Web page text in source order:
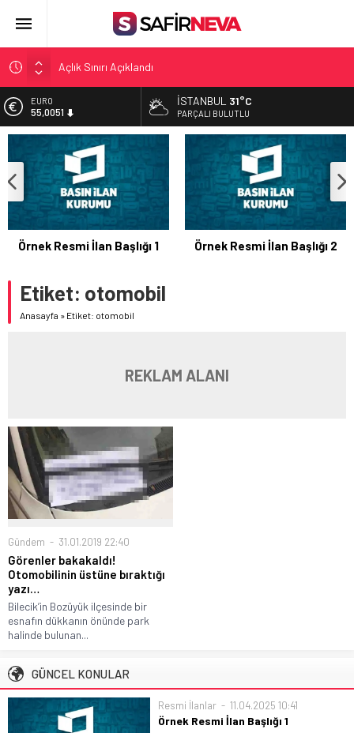
Açlık Sınırı Açıklandı
Öğretmenlere Kötü Haber
FETÖ’nün kritik ismi tutuklandı
Son dakika… İstanbul’da trafik felç
Yunanistan Başbakanı Çipras Türkiye’ye gelecek
EURO
55,0051
ALTIN
6.584,66
BİST
13.889,75
DOLAR
47,7046
İSTANBUL 31°C
PARÇALI BULUTLU
Örnek Resmi İlan Başlığı 1 Örnek Resmi İlan Başlığı 2
Etiket: otomobil
Anasayfa » Etiket: otomobil
REKLAM ALANI
Gündem 31.01.2019 22:40
Görenler bakakaldı!
Otomobilinin üstüne bıraktığı
yazı…
Bilecik’in Bozüyük ilçesinde bir
esnafın dükkanın önünde park
halinde bulunan...
GÜNCEL KONULAR
Resmi İlanlar 11.04.2025 10:41
Örnek Resmi İlan Başlığı 1